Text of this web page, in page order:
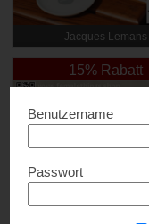
Jacques Lemans
15% Rabatt
Benutzername
Passwort